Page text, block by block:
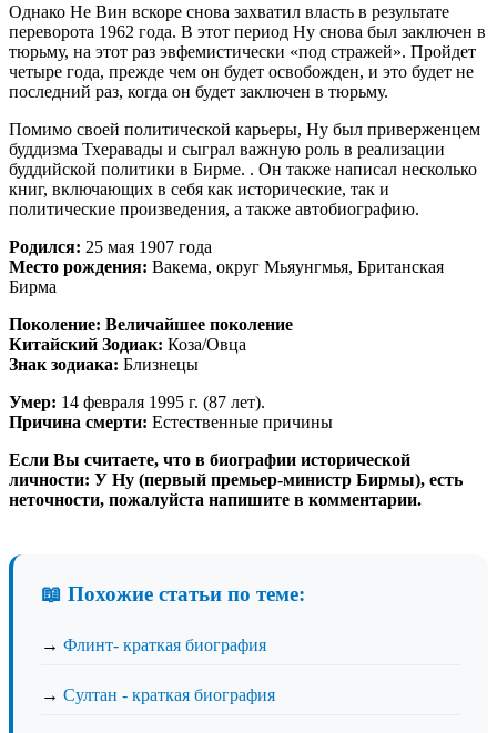
Однако Не Вин вскоре снова захватил власть в результате
переворота 1962 года. В этот период Ну снова был заключен в
тюрьму, на этот раз эвфемистически «под стражей». Пройдет
четыре года, прежде чем он будет освобожден, и это будет не
последний раз, когда он будет заключен в тюрьму.
Помимо своей политической карьеры, Ну был приверженцем
буддизма Тхеравады и сыграл важную роль в реализации
буддийской политики в Бирме. . Он также написал несколько
книг, включающих в себя как исторические, так и
политические произведения, а также автобиографию.
Родился: 25 мая 1907 года
Место рождения: Вакема, округ Мьяунгмья, Британская
Бирма
Поколение: Величайшее поколение
Китайский Зодиак: Коза/Овца
Знак зодиака: Близнецы
Умер: 14 февраля 1995 г. (87 лет).
Причина смерти: Естественные причины
Если Вы считаете, что в биографии исторической
личности: У Ну (первый премьер-министр Бирмы), есть
неточности, пожалуйста напишите в комментарии.
📖 Похожие статьи по теме:
→ Флинт- краткая биография
→ Султан - краткая биография